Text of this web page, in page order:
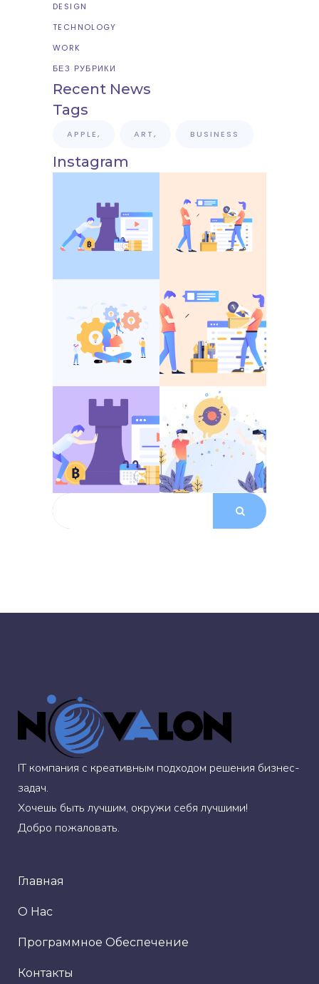
DESIGN
TECHNOLOGY
WORK
БЕЗ РУБРИКИ
Recent News
Tags
APPLE ART BUSINESS
Instagram
IT компания с креативным подходом решения бизнес-
задач.
Хочешь быть лучшим, окружи себя лучшими!
Добро пожаловать.
Главная
О Нас
Программное Обеспечение
Контакты